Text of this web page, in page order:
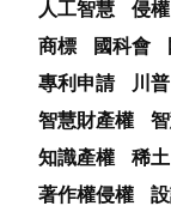
人工智慧
侵權
商標
國科會
專利申請
川普
智慧財產權
知識產權
稀土
著作權侵權